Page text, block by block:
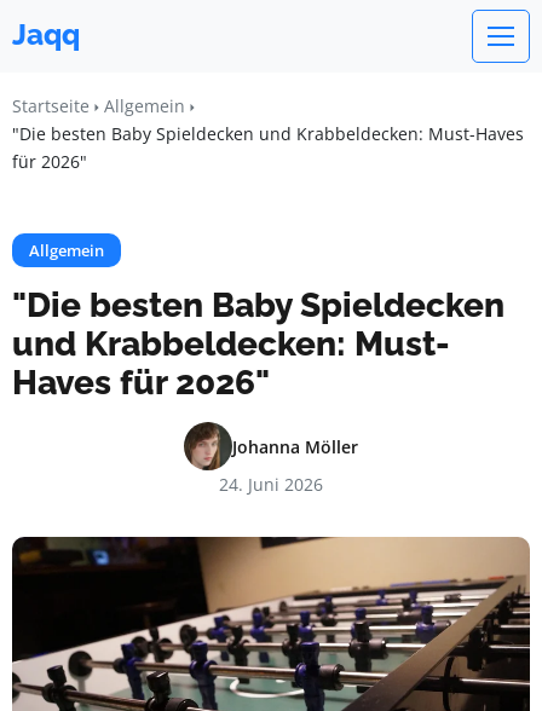
Jaqq
Startseite
Allgemein
"Die besten Baby Spieldecken und Krabbeldecken: Must-Haves
für 2026"
Allgemein
"Die besten Baby Spieldecken
und Krabbeldecken: Must-
Haves für 2026"
Johanna Möller
24. Juni 2026